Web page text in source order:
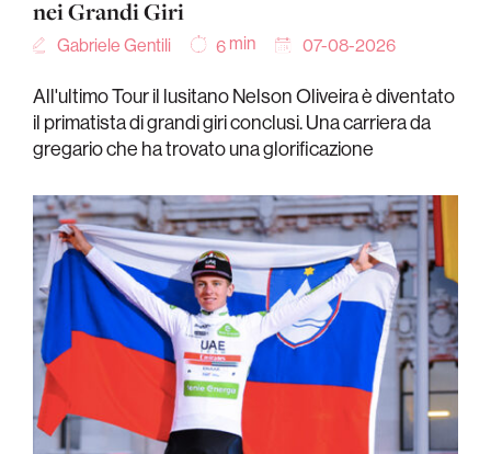
nei Grandi Giri
Gabriele Gentili 6 min 07-08-2026
All'ultimo Tour il lusitano Nelson Oliveira è diventato
il primatista di grandi giri conclusi. Una carriera da
gregario che ha trovato una glorificazione